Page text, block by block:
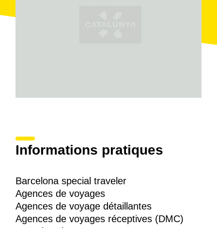
Informations pratiques
Barcelona special traveler
Agences de voyages
Agences de voyage détaillantes
Agences de voyages réceptives (DMC)